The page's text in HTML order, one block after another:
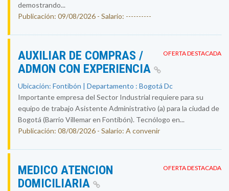
demostrando...
Publicación: 09/08/2026 - Salario: ----------
OFERTA DESTACADA
AUXILIAR DE COMPRAS /
ADMON CON EXPERIENCIA
Ubicación: Fontibón | Departamento : Bogotá Dc
Importante empresa del Sector Industrial requiere para su
equipo de trabajo Asistente Administrativo (a) para la ciudad de
Bogotá (Barrio Villemar en Fontibón). Tecnólogo en...
Publicación: 08/08/2026 - Salario: A convenir
OFERTA DESTACADA
MEDICO ATENCION
DOMICILIARIA